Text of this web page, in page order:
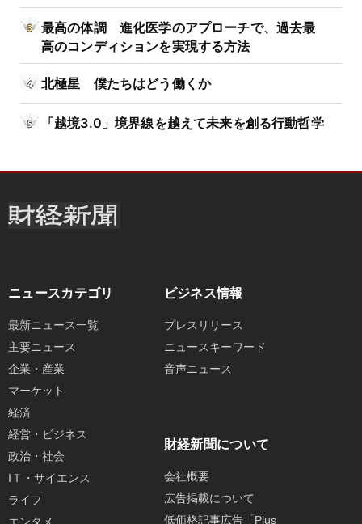
最高の体調 進化医学のアプローチで、過去最
高のコンディションを実現する方法
北極星 僕たちはどう働くか
「越境3.0」境界線を越えて未来を創る行動哲学
ニュースカテゴリ
最新ニュース一覧
主要ニュース
企業・産業
マーケット
経済
経営・ビジネス
政治・社会
IＴ・サイエンス
ライフ
ビジネス情報
プレスリリース
ニュースキーワード
音声ニュース
財経新聞について
会社概要
広告掲載について
低価格記事広告「Plus